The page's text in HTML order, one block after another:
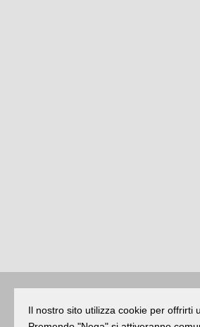
Il nostro sito utilizza cookie per offrirti